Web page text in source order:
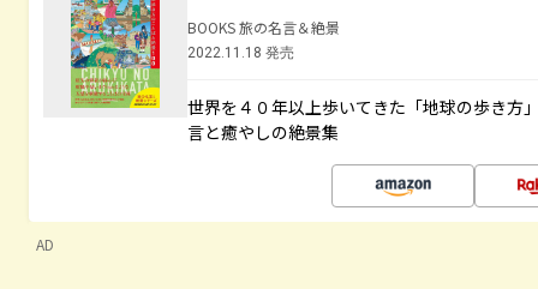
BOOKS 旅の名言＆絶景
2022.11.18 発売
世界を４０年以上歩いてきた「地球の歩き方
言と癒やしの絶景集
AD